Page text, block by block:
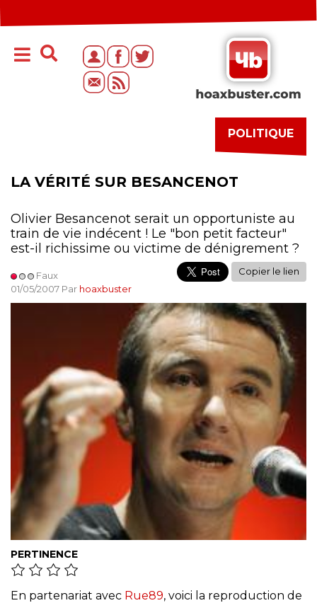
POLITIQUE
LA VÉRITÉ SUR BESANCENOT
Olivier Besancenot serait un opportuniste au
train de vie indécent ! Le "bon petit facteur"
est-il richissime ou victime de dénigrement ?
Faux
01/05/2007 Par hoaxbuster
Copier le lien
PERTINENCE
En partenariat avec Rue89, voici la reproduction de